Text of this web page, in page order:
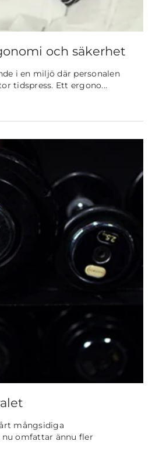
och säkerhet
i en miljö där personalen
tidspress. Ett ergono...
mångsidiga
omfattar ännu fler